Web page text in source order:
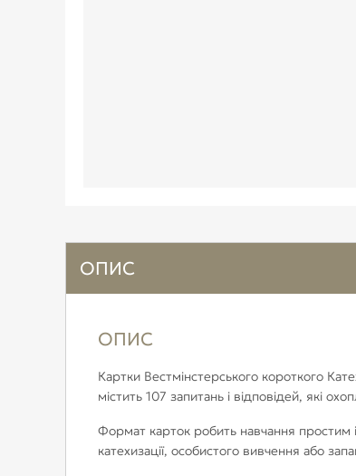
ОПИС
ОПИС
Картки Вестмінстерського короткого
містить 107 запитань і відповідей, які
Формат карток робить навчання простим
катехизації, особистого вивчення або